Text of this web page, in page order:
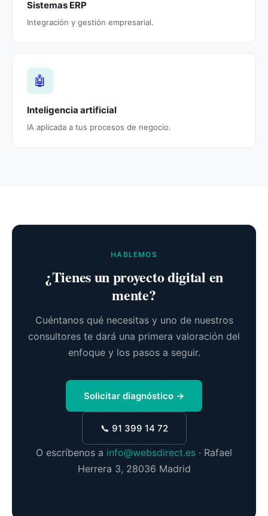
Sistemas ERP
Integración y gestión empresarial.
🤖
Inteligencia artificial
IA aplicada a tus procesos de negocio.
HABLEMOS
¿Tienes un proyecto digital en
mente?
Cuéntanos qué necesitas y uno de nuestros
consultores te dará una primera valoración del
enfoque y los pasos a seguir.
Solicitar diagnóstico →
📞 91 399 14 72
O escríbenos a info@websdirect.es · Rafael
Herrera 3, 28036 Madrid